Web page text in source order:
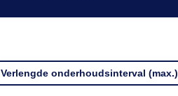
Verlengde onderhoudsinterval (max.)